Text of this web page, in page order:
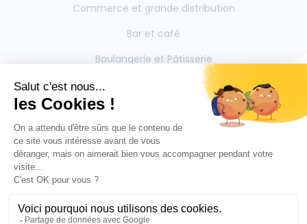
Commerce et grande distribution
Bar et café
Boulangerie et Pâtisserie
Restauration collective
Boucherie et Charcuterie
Mentions légales
Outils partenaires intégrés